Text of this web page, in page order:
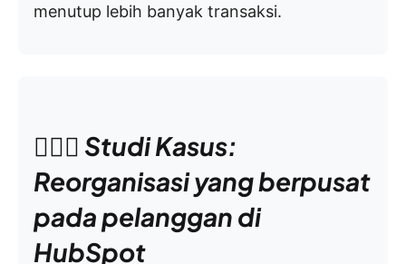
menutup lebih banyak transaksi.
🕵🏼‍♀️ Studi Kasus:
Reorganisasi yang berpusat
pada pelanggan di
HubSpot